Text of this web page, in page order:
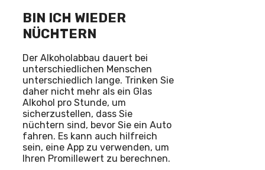
BIN ICH WIEDER
NÜCHTERN
Der Alkoholabbau dauert bei
unterschiedlichen Menschen
unterschiedlich lange. Trinken Sie
daher nicht mehr als ein Glas
Alkohol pro Stunde, um
sicherzustellen, dass Sie
nüchtern sind, bevor Sie ein Auto
fahren. Es kann auch hilfreich
sein, eine App zu verwenden, um
Ihren Promillewert zu berechnen.